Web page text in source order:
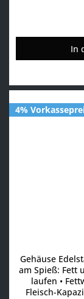
In
4%
Gehäuse
am Spieß: Fett
laufen •
Fleisch-